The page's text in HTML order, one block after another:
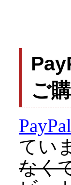
ご
PayPal
てい
なく